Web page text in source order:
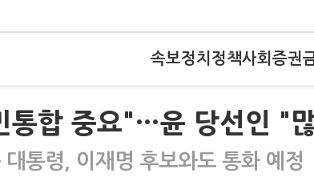
속보정치 정책사회 증권
통합 중요"…윤 당선인 "
통령, 이재명 후보와도 통화 예정